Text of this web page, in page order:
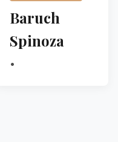
Baruch
Spinoza
•